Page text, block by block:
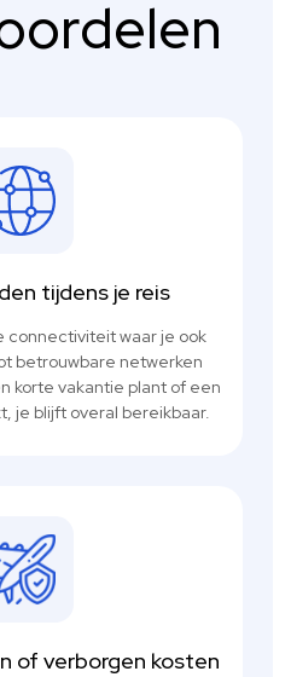
tijdens je reis
connectiviteit waar je ook
betrouwbare netwerken
korte vakantie plant of een
je blijft overal bereikbaar.
of verborgen kosten